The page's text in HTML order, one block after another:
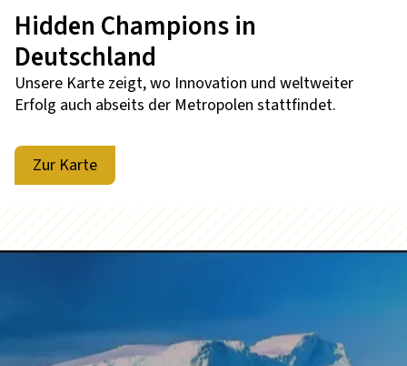
Hidden Champions in
Deutschland
Unsere Karte zeigt, wo Innovation und weltweiter
Erfolg auch abseits der Metropolen stattfindet.
Zur Karte